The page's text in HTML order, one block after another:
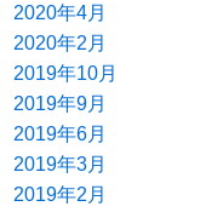
2020年4月
2020年2月
2019年10月
2019年9月
2019年6月
2019年3月
2019年2月